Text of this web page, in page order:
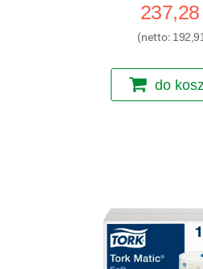
237,28
(netto:
do